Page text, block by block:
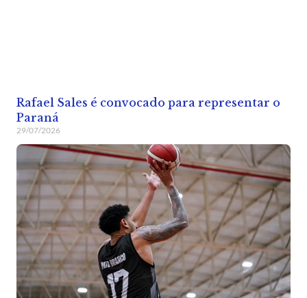
Rafael Sales é convocado para representar o
Paraná
29/07/2026